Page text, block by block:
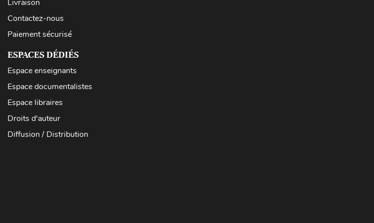
Livraison
Contactez-nous
Paiement sécurisé
ESPACES DÉDIÉS
Espace enseignants
Espace documentalistes
Espace libraires
Droits d'auteur
Diffusion / Distribution